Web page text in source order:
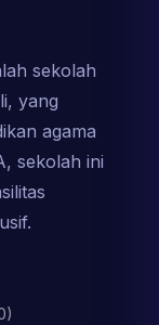
sekolah
yang
agama
sekolah ini